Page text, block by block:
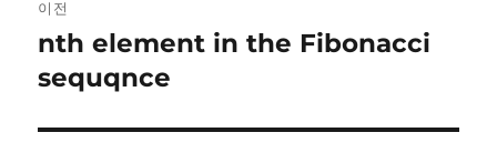
탐
색
이전
이
전
nth element in the Fibonacci
sequqnce